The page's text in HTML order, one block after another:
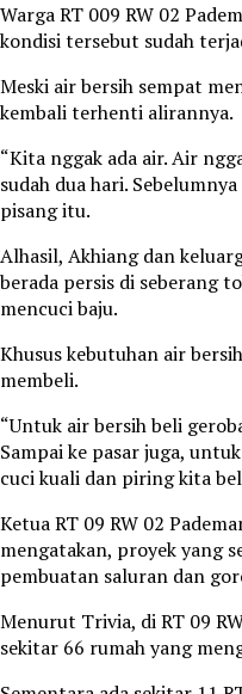
Warga RT 009 RW 02
kondisi tersebut sudah
Meski air bersih sempat
kembali terhenti alirannya.
“Kita nggak ada air. Air
sudah dua hari.
pisang itu.
Alhasil, Akhiang dan
berada persis di seberang
mencuci baju.
Khusus kebutuhan air
membeli.
“Untuk air bersih beli
Sampai ke pasar juga,
cuci kuali dan piring kita
Ketua RT 09 RW 02
mengatakan, proyek yang
pembuatan saluran dan
Menurut Trivia, di RT 09
sekitar 66 rumah yang